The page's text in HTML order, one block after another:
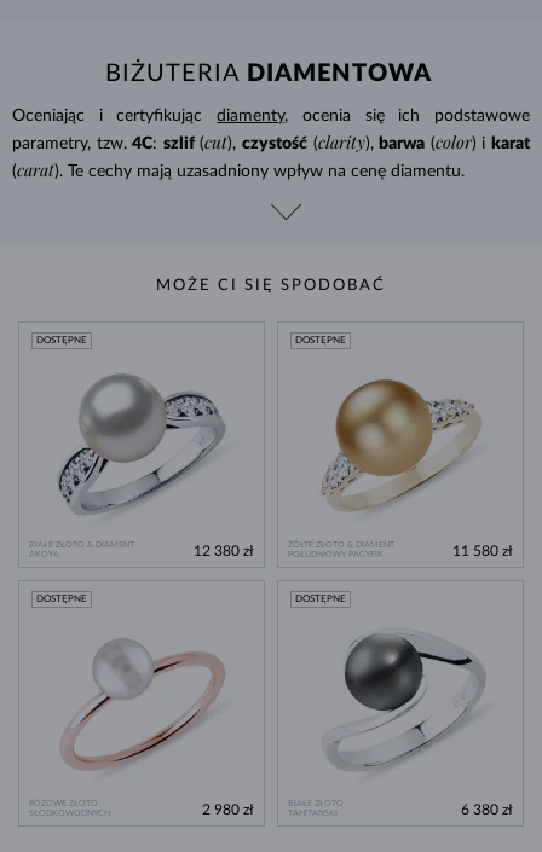
BIŻUTERIA DIAMENTOWA
Oceniając i certyfikującdiamenty, ocenia się ich podstawowe
parametry, tzw. 4C: szlif (cut), czystość (clarity), barwa (color) i karat
(carat). Te cechy mają uzasadniony wpływ na cenę diamentu.
MOŻE CI SIĘ SPODOBAĆ
BIAŁE ZŁOTO & DIAMENT
AKOYA
DOSTĘPNE
12 380 zł
ŻÓŁTE ZŁOTO & DIAMENT
POŁUDNIOWY PACYFIK
DOSTĘPNE
11 580 zł
RÓŻOWE ZŁOTO
SŁODKOWODNYCH
DOSTĘPNE
2 980 zł
BIAŁE ZŁOTO
TAHITAŃSKI
DOSTĘPNE
6 380 zł